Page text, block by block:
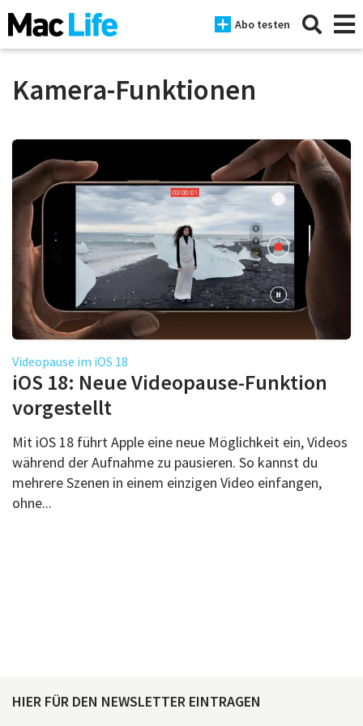
Abo testen
iPhone
Mac
iPad
Tests
Tipps
Magazine
Über uns
Podcast
Mac Life+
Kamera-Funktionen
Videopause im iOS 18
iOS 18: Neue Videopause-Funktion
vorgestellt
Mit iOS 18 führt Apple eine neue Möglichkeit ein, Videos
während der Aufnahme zu pausieren. So kannst du
mehrere Szenen in einem einzigen Video einfangen,
ohne...
HIER FÜR DEN NEWSLETTER EINTRAGEN